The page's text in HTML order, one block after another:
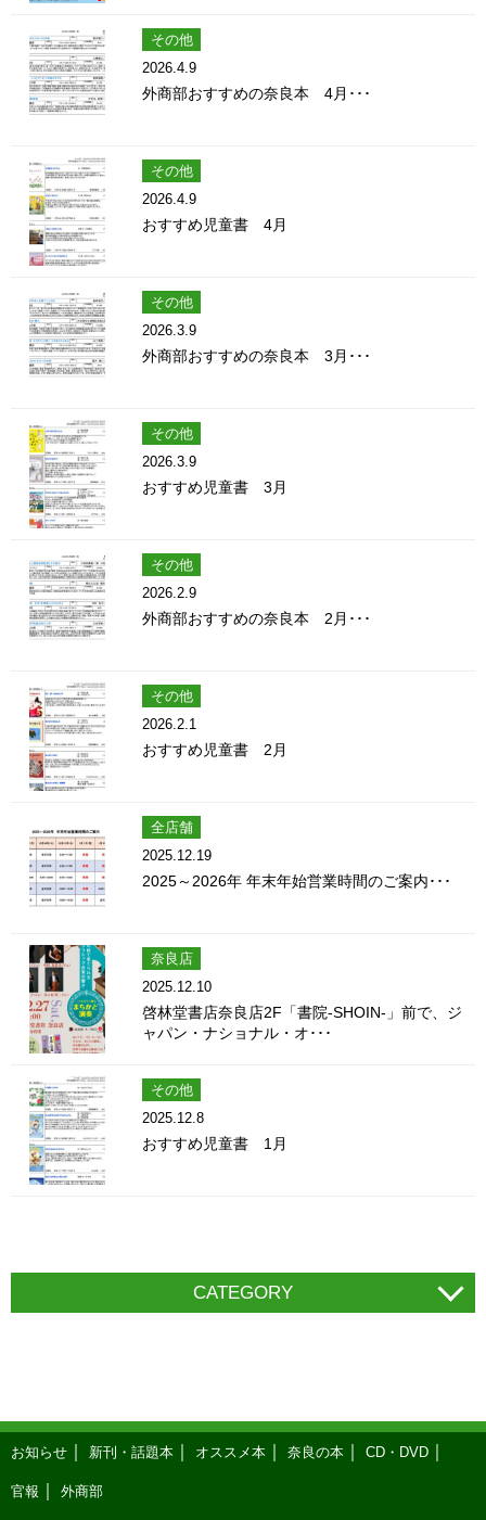
その他
2026.4.9
外商部おすすめの奈良本 4月･･･
その他
2026.4.9
おすすめ児童書 4月
その他
2026.3.9
外商部おすすめの奈良本 3月･･･
その他
2026.3.9
おすすめ児童書 3月
その他
2026.2.9
外商部おすすめの奈良本 2月･･･
その他
2026.2.1
おすすめ児童書 2月
全店舗
2025.12.19
2025～2026年 年末年始営業時間のご案内･･･
奈良店
2025.12.10
啓林堂書店奈良店2F「書院-SHOIN-」前で、ジ
ャパン・ナショナル・オ･･･
その他
2025.12.8
おすすめ児童書 1月
CATEGORY
お知らせ 新刊・話題本 オススメ本 奈良の本 CD・DVD
官報 外商部